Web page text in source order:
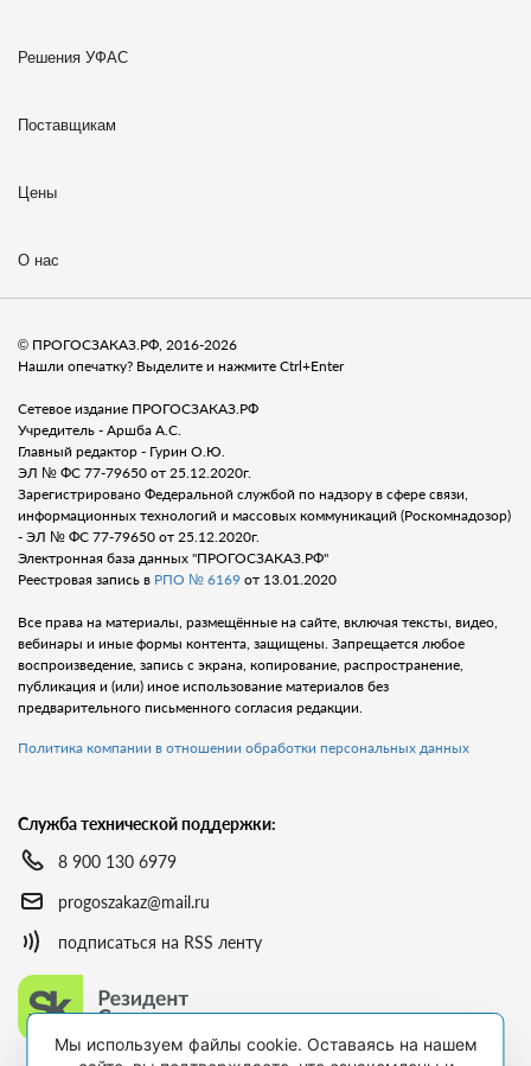
Решения УФАС
Поставщикам
Цены
О нас
© ПРОГОСЗАКАЗ.РФ, 2016-2026
Нашли опечатку? Выделите и нажмите Ctrl+Enter
Сетевое издание ПРОГОСЗАКАЗ.РФ
Учредитель - Аршба А.С.
Главный редактор - Гурин О.Ю.
ЭЛ № ФС 77-79650 от 25.12.2020г.
Зарегистрировано Федеральной службой по надзору в сфере связи,
информационных технологий и массовых коммуникаций (Роскомнадозор)
- ЭЛ № ФС 77-79650 от 25.12.2020г.
Электронная база данных "ПРОГОСЗАКАЗ.РФ"
Реестровая запись в РПО № 6169 от 13.01.2020
Все права на материалы, размещённые на сайте, включая тексты, видео,
вебинары и иные формы контента, защищены. Запрещается любое
воспроизведение, запись с экрана, копирование, распространение,
публикация и (или) иное использование материалов без
предварительного письменного согласия редакции.
Политика компании в отношении обработки персональных данных
Служба технической поддержки:
8 900 130 6979
progoszakaz@mail.ru
подписаться на RSS ленту
Мы используем файлы cookie. Оставаясь на нашем